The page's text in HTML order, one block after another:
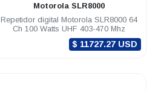
Motorola SLR8000
Repetidor digital Motorola SLR8000 64
Ch 100 Watts UHF 403-470 Mhz
$ 11727.27 USD